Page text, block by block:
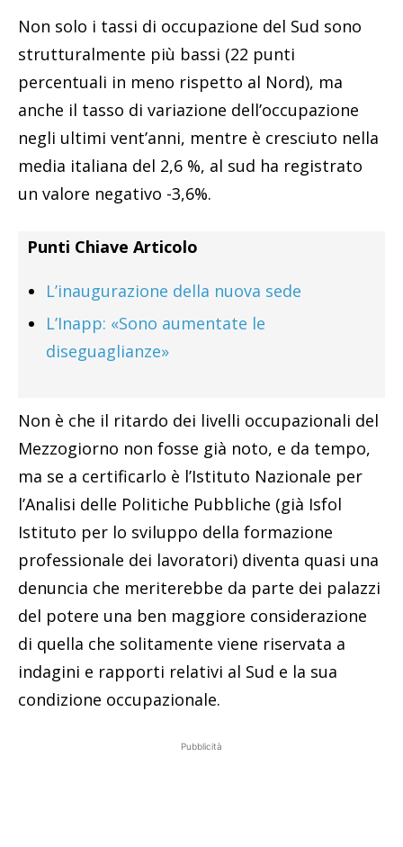
Non solo i tassi di occupazione del Sud sono
strutturalmente più bassi (22 punti
percentuali in meno rispetto al Nord), ma
anche il tasso di variazione dell’occupazione
negli ultimi vent’anni, mentre è cresciuto nella
media italiana del 2,6 %, al sud ha registrato
un valore negativo -3,6%.
Punti Chiave Articolo
L’inaugurazione della nuova sede
L’Inapp: «Sono aumentate le
diseguaglianze»
Non è che il ritardo dei livelli occupazionali del
Mezzogiorno non fosse già noto, e da tempo,
ma se a certificarlo è l’Istituto Nazionale per
l’Analisi delle Politiche Pubbliche (già Isfol
Istituto per lo sviluppo della formazione
professionale dei lavoratori) diventa quasi una
denuncia che meriterebbe da parte dei palazzi
del potere una ben maggiore considerazione
di quella che solitamente viene riservata a
indagini e rapporti relativi al Sud e la sua
condizione occupazionale.
Pubblicità